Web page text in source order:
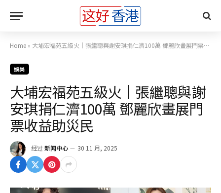
Home » 大埔宏福苑五級火｜張繼聰與謝安琪捐仁濟100萬 鄧麗欣畫展門票收益助災民
娛樂
大埔宏福苑五級火｜張繼聰與謝
安琪捐仁濟100萬 鄧麗欣畫展門
票收益助災民
经过 新闻中心 30 11 月, 2025